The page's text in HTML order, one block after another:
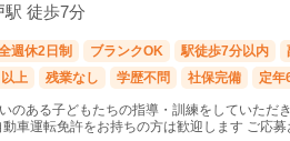
駅 徒歩7分
週休2日制 ブランクOK 駅徒歩7分以内
上 残業なし 学歴不問 社保完備 定年
のある子どもたちの指導・訓練をしていただ
車運転免許をお持ちの方は歓迎します ご応募